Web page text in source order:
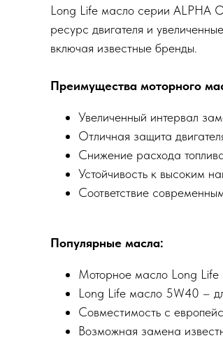
Long Life масло серии ALPHA
ресурс двигателя и
включая известные бренды.
Преимущества моторного
Увеличенный интервал
Отличная защита
Снижение расхода
Устойчивость к высоким
Соответствие
Популярные масла:
Моторное масло Long Life
Long Life масло 5W40 –
Совместимость с
Возможная замена